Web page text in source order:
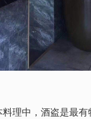
理中，酒盗是最